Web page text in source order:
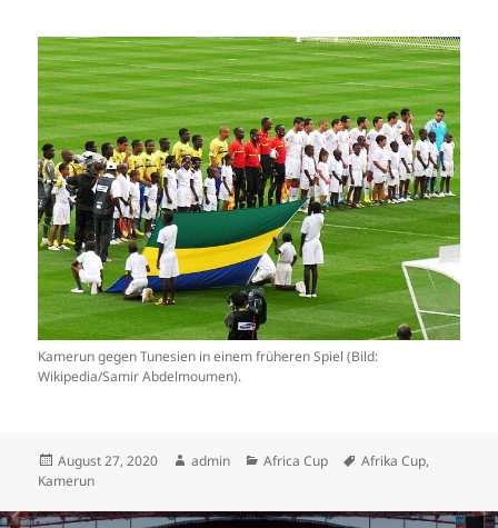
Kamerun gegen Tunesien in einem früheren Spiel (Bild:
Wikipedia/Samir Abdelmoumen).
Veröffentlicht
am
August 27, 2020 Autor
admin Kategorien
Africa Cup Schlagwörter
Afrika Cup,
Kamerun